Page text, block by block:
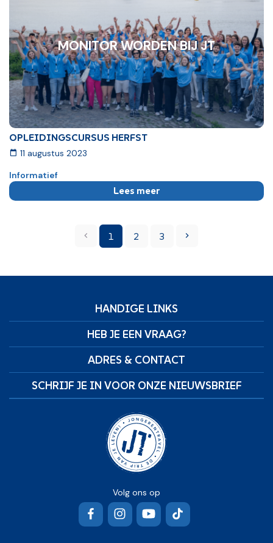
OPLEIDINGSCURSUS HERFST
11 augustus 2023
Informatief
Lees meer
MONITOR WORDEN BIJ JT
Vorige
1 2 3 Volgende
HANDIGE LINKS
HEB JE EEN VRAAG?
ADRES & CONTACT
SCHRIJF JE IN VOOR ONZE NIEUWSBRIEF
Volg ons op
FacebookInstagramYouTubeTikTok